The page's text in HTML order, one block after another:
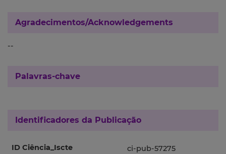
Agradecimentos/Acknowledgements
--
Palavras-chave
Identificadores da Publicação
ID Ciência_Iscte ci-pub-57275